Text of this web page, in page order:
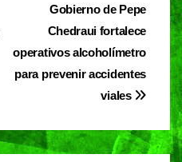
Gobierno de Pepe
Chedraui fortalece
operativos alcoholímetro
para prevenir accidentes
viales